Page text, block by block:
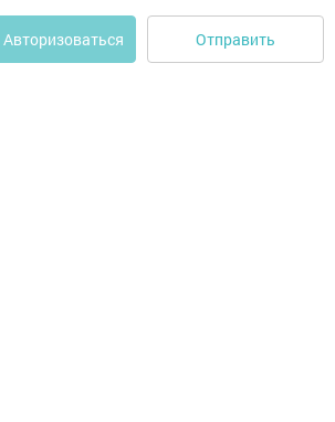
Авторизоваться Отправить